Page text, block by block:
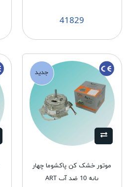
41829
جدید
موتور خشک كن پاكشوما چهار
پايه 10 ضد آب ART